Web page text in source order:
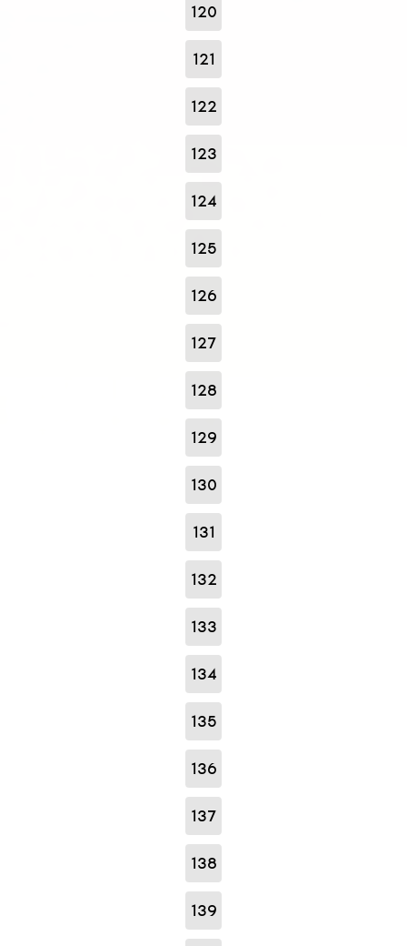
120
121
122
123
124
125
126
127
128
129
130
131
132
133
134
135
136
137
138
139